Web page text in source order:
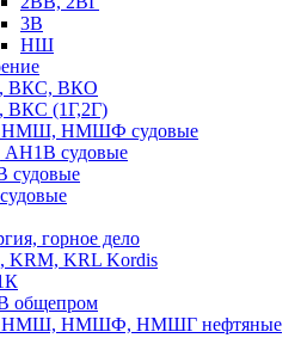
3В
НШ
ВКС, ВКО
ВКС (1Г,2Г)
НМШФ судовые
АН1В судовые
судовые
горное дело
KRM, KRL Kordis
общепром
НМШФ, НМШГ нефтяные